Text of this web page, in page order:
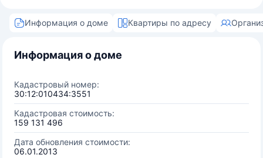
Информация о доме Квартиры по адресу
Информация о доме
Кадастровый номер:
30:12:010434:3551
Кадастровая стоимость:
159 131 496
Дата обновления стоимости:
06.01.2013